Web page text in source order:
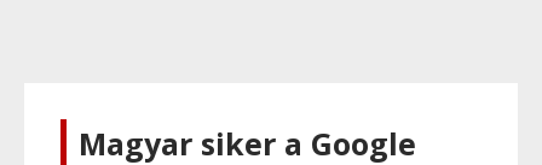
Magyar siker a Google